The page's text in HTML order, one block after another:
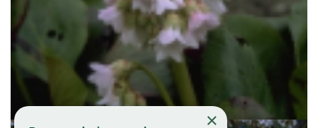
Schoenlappersplant
Bergenia 'Baby Doll'
×